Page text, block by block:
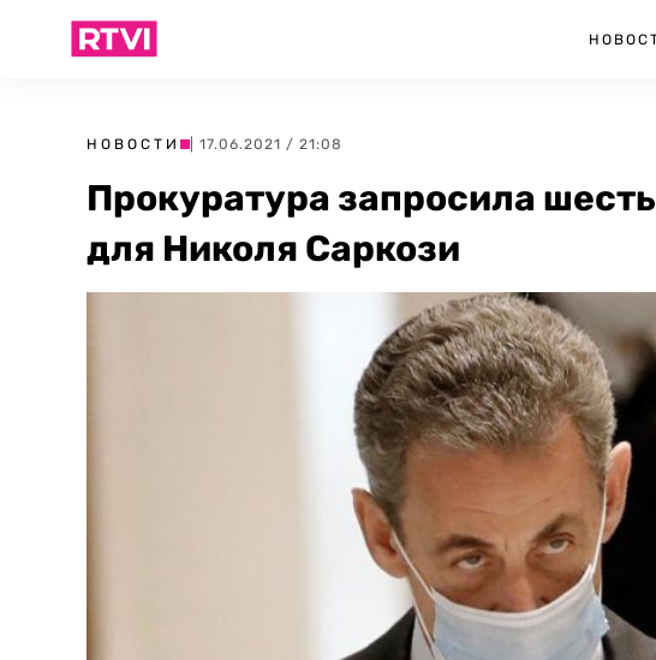
НОВОСТИ | 17.06.2021 / 21:08
Прокуратура запросила
для Николя Саркози